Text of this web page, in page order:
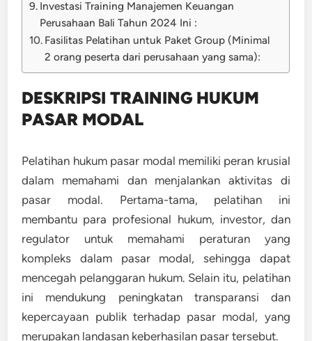
Investasi Training Manajemen Keuangan
Perusahaan Bali Tahun 2024 Ini :
Fasilitas Pelatihan untuk Paket Group (Minimal
2 orang peserta dari perusahaan yang sama):
DESKRIPSI TRAINING HUKUM
PASAR MODAL
Pelatihan hukum pasar modal memiliki peran krusial
dalam memahami dan menjalankan aktivitas di
pasar modal. Pertama-tama, pelatihan ini
membantu para profesional hukum, investor, dan
regulator untuk memahami peraturan yang
kompleks dalam pasar modal, sehingga dapat
mencegah pelanggaran hukum. Selain itu, pelatihan
ini mendukung peningkatan transparansi dan
kepercayaan publik terhadap pasar modal, yang
merupakan landasan keberhasilan pasar tersebut.